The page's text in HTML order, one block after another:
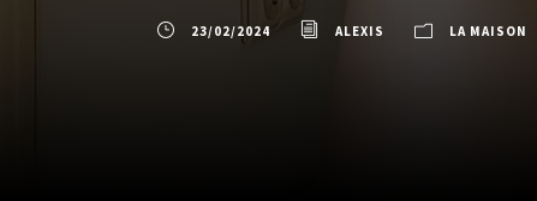
23/02/2024 ALEXIS LA MAISON